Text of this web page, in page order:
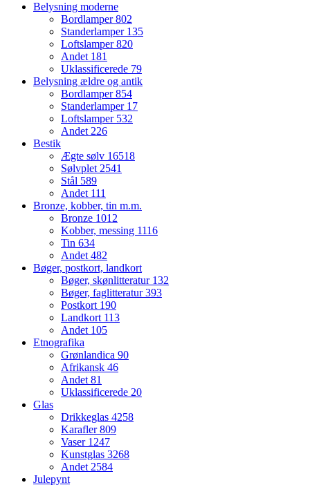
Belysning moderne
Bordlamper802
Standerlamper 135
Loftslamper820
Andet 181
Uklassificerede 79
Belysning ældre og antik
Bordlamper854
Standerlamper 17
Loftslamper 532
Andet 226
Bestik
Ægte sølv 16518
Sølvplet 2541
Stål 589
Andet 111
Bronze, kobber, tin m.m.
Bronze 1012
Kobber, messing 1116
Tin 634
Andet 482
Bøger, postkort, landkort
Bøger, skønlitteratur 132
Bøger, faglitteratur393
Postkort 190
Landkort 113
Andet 105
Etnografika
Grønlandica 90
Afrikansk 46
Andet 81
Uklassificerede 20
Glas
Drikkeglas 4258
Karafler809
Vaser 1247
Kunstglas 3268
Andet 2584
Julepynt